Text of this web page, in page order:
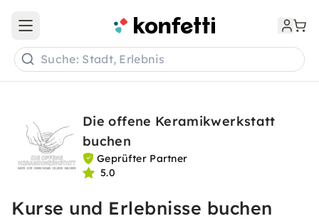
Open main menu
Suche: Stadt, Erlebnis
Die offene Keramikwerkstatt
buchen
Geprüfter Partner
5.0
Kurse und Erlebnisse buchen